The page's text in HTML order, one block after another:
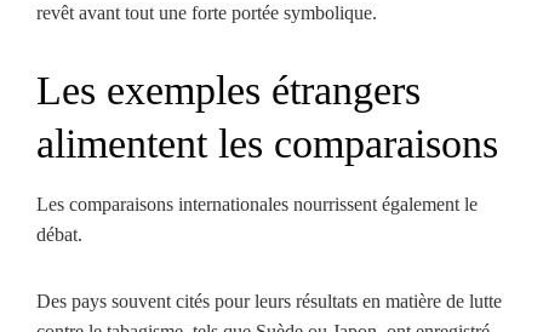
revêt avant tout une forte portée symbolique.
Les exemples étrangers
alimentent les comparaisons
Les comparaisons internationales nourrissent également le
débat.
Des pays souvent cités pour leurs résultats en matière de lutte